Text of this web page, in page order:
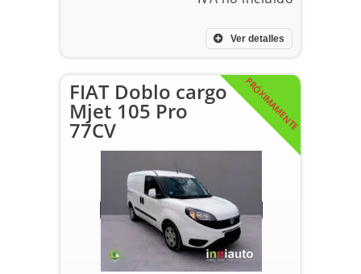
Ver detalles
PRÓXIMAMENTE
FIAT Doblo cargo
Mjet 105 Pro
77CV